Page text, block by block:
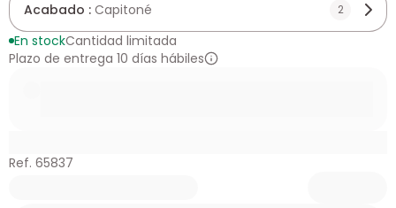
Acabado : Capitoné 2
En stockCantidad limitada
Plazo de entrega 10 días hábiles
Ref. 65837